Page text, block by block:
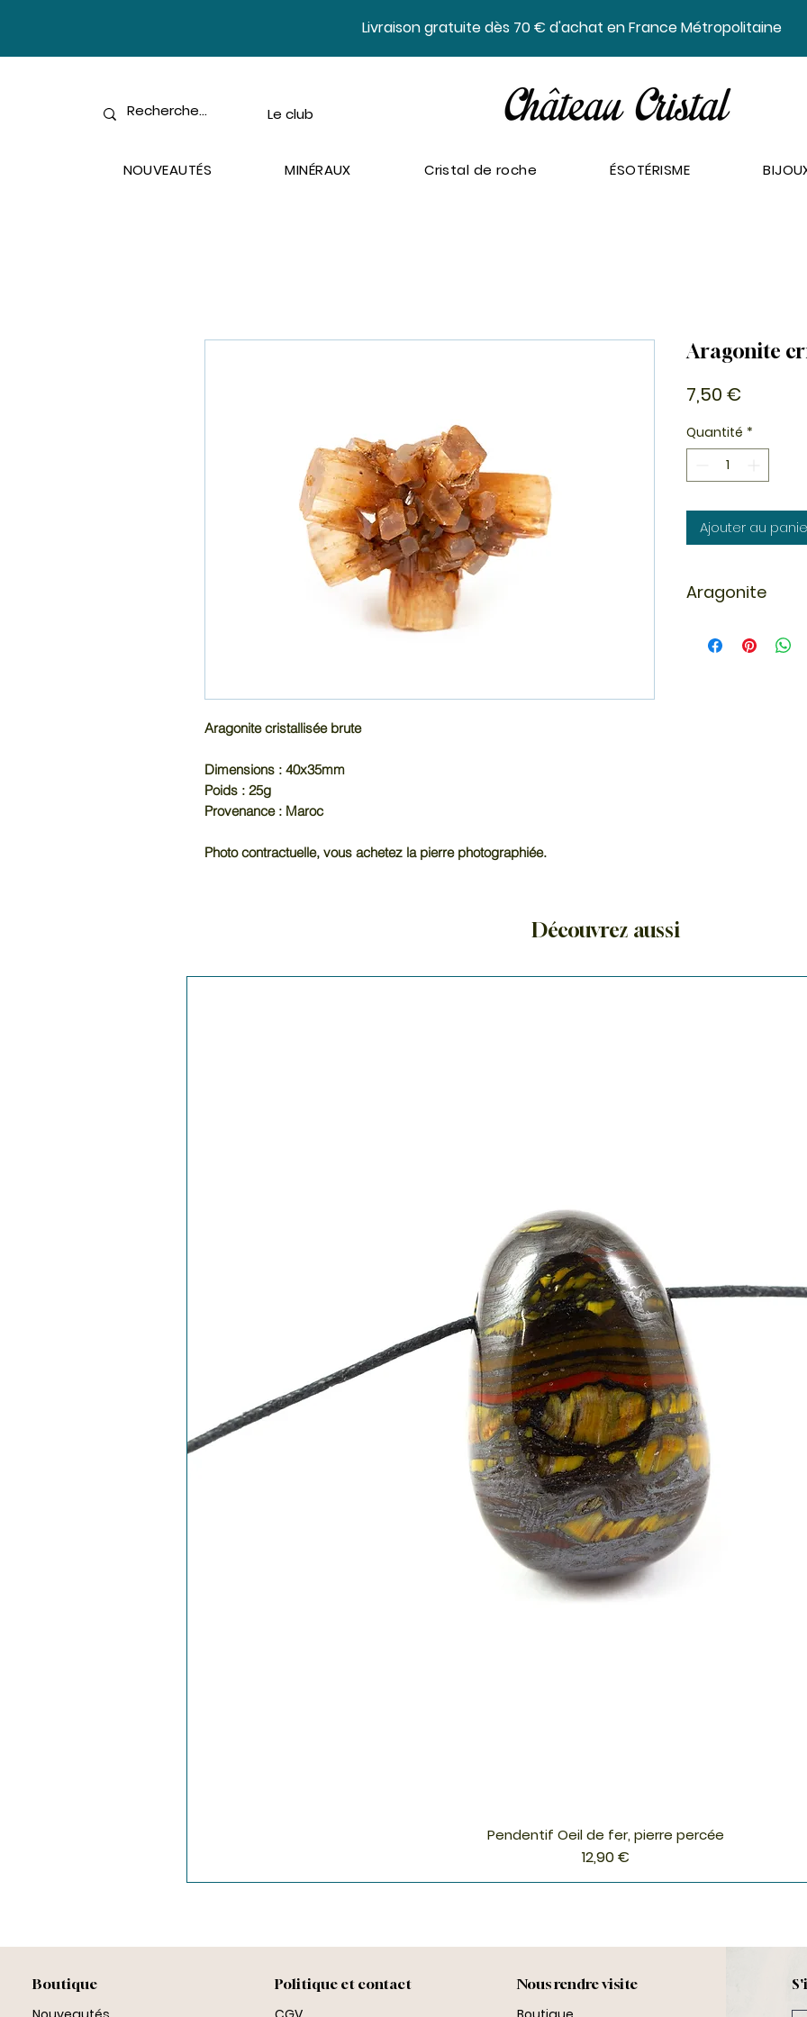
​Livraison gratuite dès 70 € d'achat en France Métropolitaine
Le club
NOUVEAUTÉS MINÉRAUX Cristal de roche ÉSOTÉRISME
Aragonite cristallisée brute
Dimensions : 40x35mm
Poids : 25g
Provenance : Maroc
Photo contractuelle, vous achetez la pierre photographiée.
Aragonite
7,50 €
Quantité *
Ajouter au
Aragonite
intérieure et
Découvrez aussi
Aperçu rapide
Pendentif Oeil de fer, pierre percée
Prix
12,90 €
Boutique
Politique et contact
Nous rendre visite